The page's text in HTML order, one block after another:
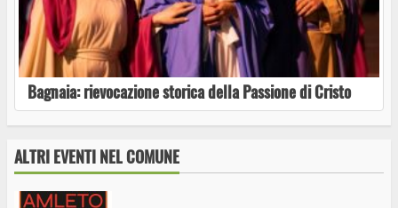
Bagnaia: rievocazione storica della Passione di Cristo
ALTRI EVENTI NEL COMUNE
Compagnia Almatanz
A Ferento Teatro Festival Paola Minaccioni con